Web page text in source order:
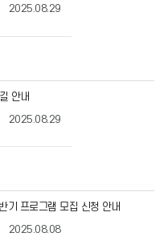
2025.08.29
안내
2025.08.29
기 프로그램 모집 신청 안내
2025.08.08